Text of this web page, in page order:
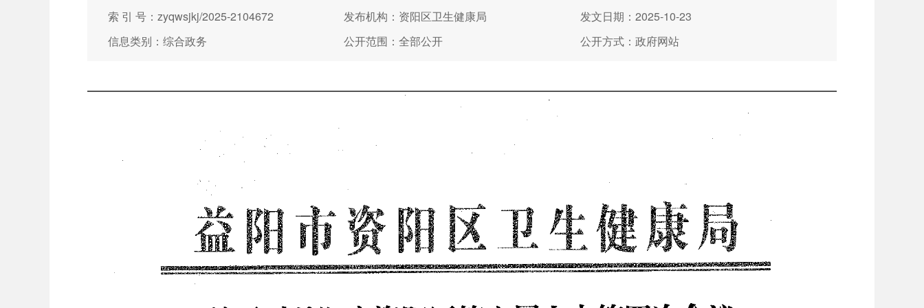
索 引 号：zyqwsjkj/2025-2104672 发布机构：资阳区卫生健康局
发文日期：2025-10-23
信息类别：综合政务
公开范围：全部公开 公开方式：政府网站